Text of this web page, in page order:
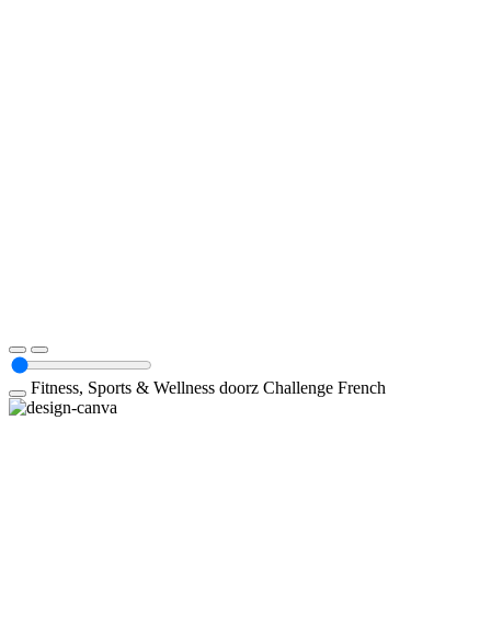
Fitness, Sports & Wellness doorz Challenge French